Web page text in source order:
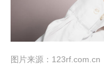
图片来源：123rf.com.cn